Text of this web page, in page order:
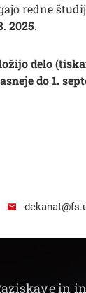
redne
2025.
delo
do 1.
in